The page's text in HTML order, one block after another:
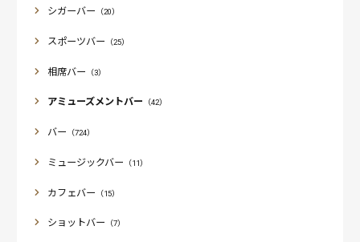
シガーバー （20）
スポーツバー （25）
相席バー （3）
アミューズメントバー （42）
バー （724）
ミュージックバー （11）
カフェバー （15）
ショットバー （7）